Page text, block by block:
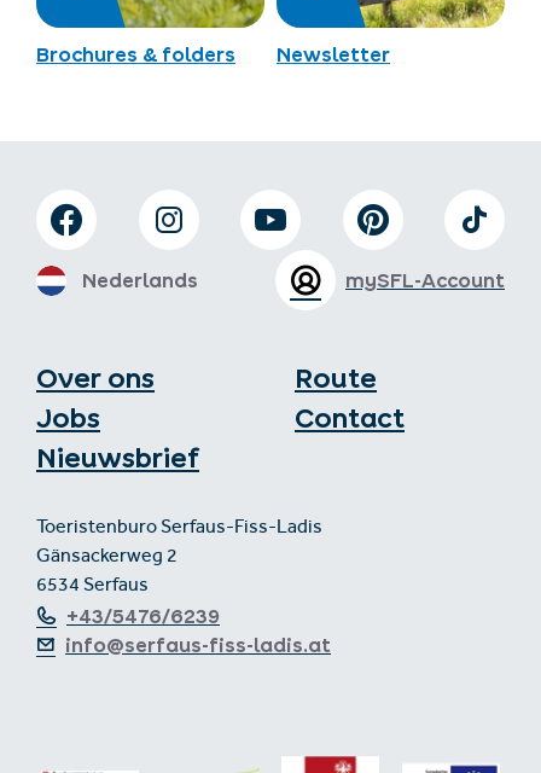
Brochures & folders Newsletter
Over ons
Jobs
Nieuwsbrief
Route
Contact
Toeristenburo Serfaus-Fiss-Ladis
Gänsackerweg 2
6534 Serfaus
+43/5476/6239
info@serfaus-fiss-ladis.at
mySFL-Account
Nederlands